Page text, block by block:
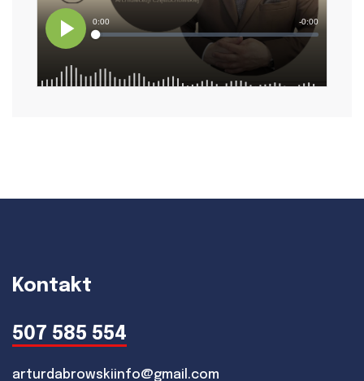
Kontakt
507 585 554
arturdabrowskiinfo@gmail.com